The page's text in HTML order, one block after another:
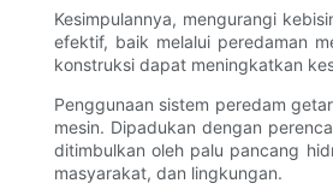
Kesimpulannya, mengurangi
efektif, baik melalui peredaman
konstruksi dapat meningkatkan
Penggunaan sistem peredam
mesin. Dipadukan dengan
ditimbulkan oleh palu pancang
masyarakat, dan lingkungan.